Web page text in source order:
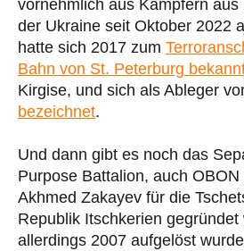
vornehmlich aus Kämpfern
der Ukraine seit Oktober 2022
hatte sich 2017 zum
Bahn von St. Peterburg
Kirgise, und sich als Ableger
bezeichnet.
Und dann gibt es noch das
Purpose Battalion, auch
Akhmed Zakayev für die
Republik Itschkerien gegründet
allerdings 2007 aufgelöst